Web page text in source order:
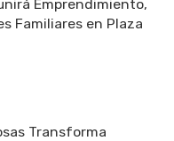
Emprendimiento,
Familiares en Plaza
Transforma